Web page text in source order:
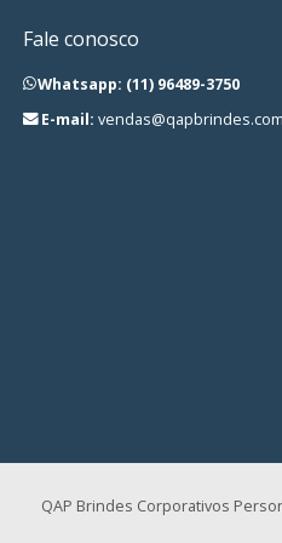
Fale conosco
Whatsapp: (11) 96489-3750
E-mail:
QAP Brindes Corporativos